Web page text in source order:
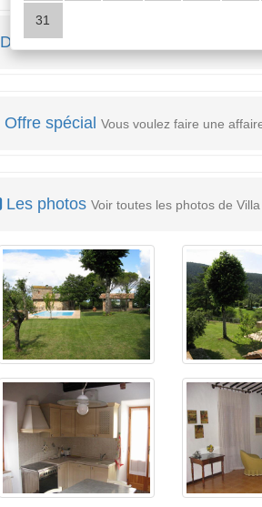
31
Détail des coûts
Offre spécial Vous voulez faire une
Les photos Voir toutes les photos de